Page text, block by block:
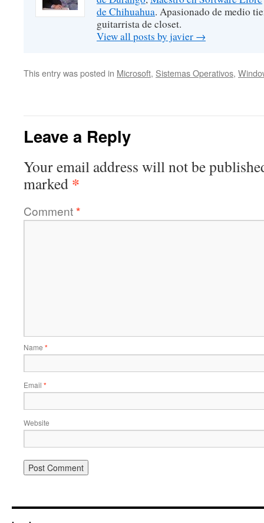
de Chihuahua. Apasionado de medio
guitarrista de closet.
View all posts by javier →
This entry was posted in Microsoft, Sistemas Operativos,
Leave a Reply
Your email address will not be
marked *
Comment*
Name *
Email *
Website